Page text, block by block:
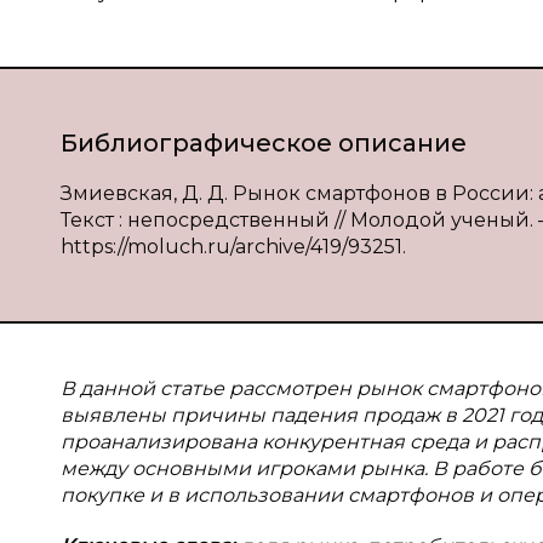
Библиографическое описание
Змиевская, Д. Д. Рынок смартфонов в
Текст : непосредственный // Молодой
https://moluch.ru/archive/419/93251.
В данной статье рассмотрен рынок
выявлены причины падения продаж в 2021
проанализирована конкурентная среда и
между основными игроками рынка. В работе
покупке и в использовании смартфонов и